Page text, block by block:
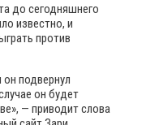
до сегодняшнего
известно, и
против
он подвернул
он будет
— приводит слова